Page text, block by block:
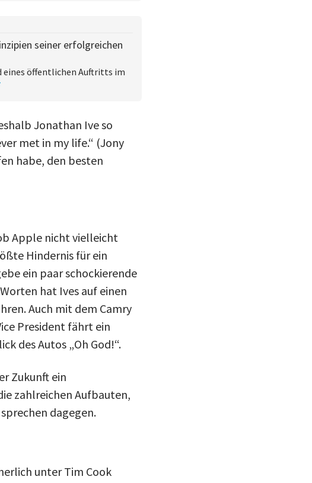
seiner erfolgreichen
eines öffentlichen Auftritts im
Jonathan Ive so
met in my life.“ (Jony
habe, den besten
Apple nicht vielleicht
Hindernis für ein
ein paar schockierende
hat Ives auf einen
Auch mit dem Camry
President fährt ein
des Autos „Oh God!“.
Zukunft ein
zahlreichen Aufbauten,
dagegen.
unter Tim Cook